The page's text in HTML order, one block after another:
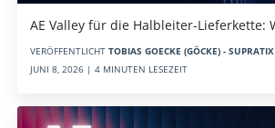
AE Valley für die Halbleiter-Lieferkette:
VERÖFFENTLICHT TOBIAS GOECKE (GÖCKE) -
JUNI 8, 2026 | 4 MINUTEN LESEZEIT